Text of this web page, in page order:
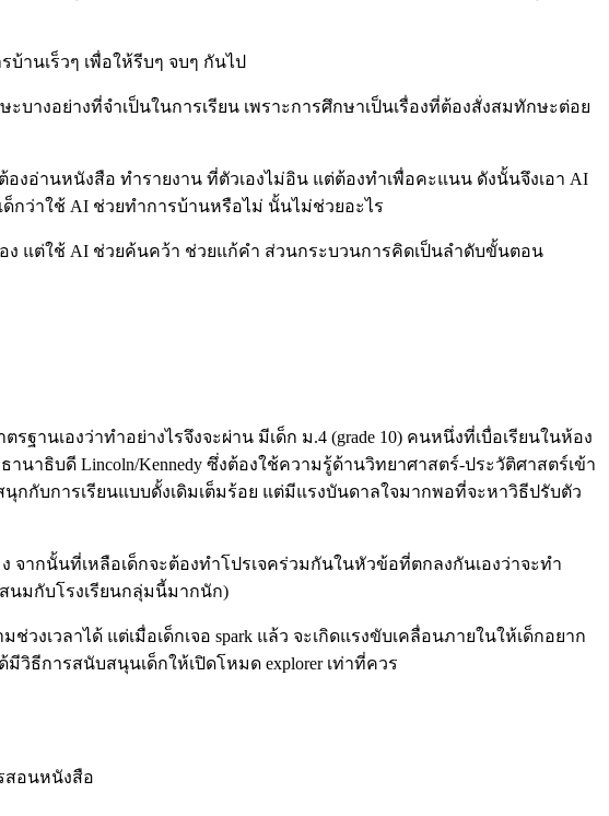
บ้านเร็วๆ เพื่อให้รีบๆ จบๆ กันไป
ะบางอย่างที่จำเป็นในการเรียน เพราะการศึกษาเป็นเรื่องที่ต้องสั่งสมทักษะต่อย
ต้องอ่านหนังสือ ทำรายงาน ที่ตัวเองไม่อิน แต่ต้องทำเพื่อคะแนน ดังนั้นจึงเอา AI
กว่าใช้ AI ช่วยทำการบ้านหรือไม่ นั้นไม่ช่วยอะไร
อง แต่ใช้ AI ช่วยค้นคว้า ช่วยแก้คำ ส่วนกระบวนการคิดเป็นลำดับขั้นตอน
ฐานเองว่าทำอย่างไรจึงจะผ่าน มีเด็ก ม.4 (grade 10) คนหนึ่งที่เบื่อเรียนในห้อง
นาธิบดี Lincoln/Kennedy ซึ่งต้องใช้ความรู้ด้านวิทยาศาสตร์-ประวัติศาสตร์เข้า
นุกกับการเรียนแบบดั้งเดิมเต็มร้อย แต่มีแรงบันดาลใจมากพอที่จะหาวิธีปรับตัว
ากนั้นที่เหลือเด็กจะต้องทำโปรเจคร่วมกันในหัวข้อที่ตกลงกันเองว่าจะทำ
นมกับโรงเรียนกลุ่มนี้มากนัก)
วงเวลาได้ แต่เมื่อเด็กเจอ spark แล้ว จะเกิดแรงขับเคลื่อนภายในให้เด็กอยาก
มีวิธีการสนับสนุนเด็กให้เปิดโหมด explorer เท่าที่ควร
สอนหนังสือ